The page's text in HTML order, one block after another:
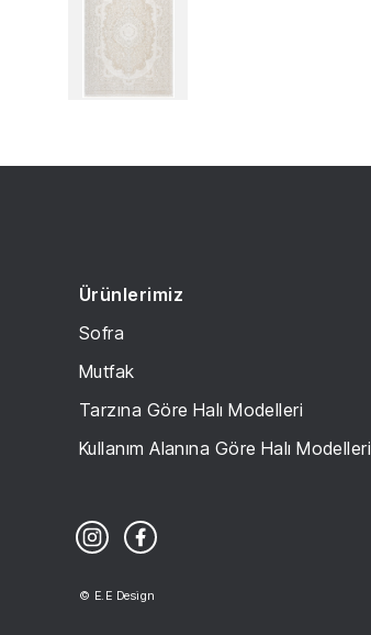
Ürünlerimiz
Sofra
Mutfak
Tarzına Göre Halı Modelleri
Kullanım Alanına Göre Halı Modelleri
© E.E Design